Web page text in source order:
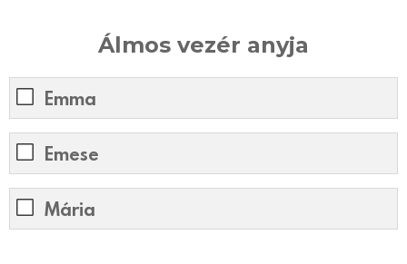
Álmos vezér anyja
Emma
Emese
Mária